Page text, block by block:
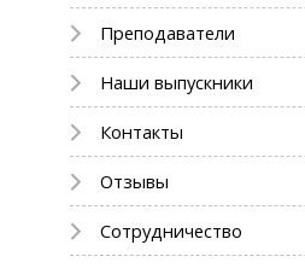
Преподаватели
Наши выпускники
Контакты
Отзывы
Сотрудничество